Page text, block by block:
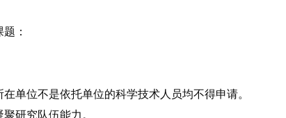
：
单位不是依托单位的科学技术人员均不得申请。
研究队伍能力。